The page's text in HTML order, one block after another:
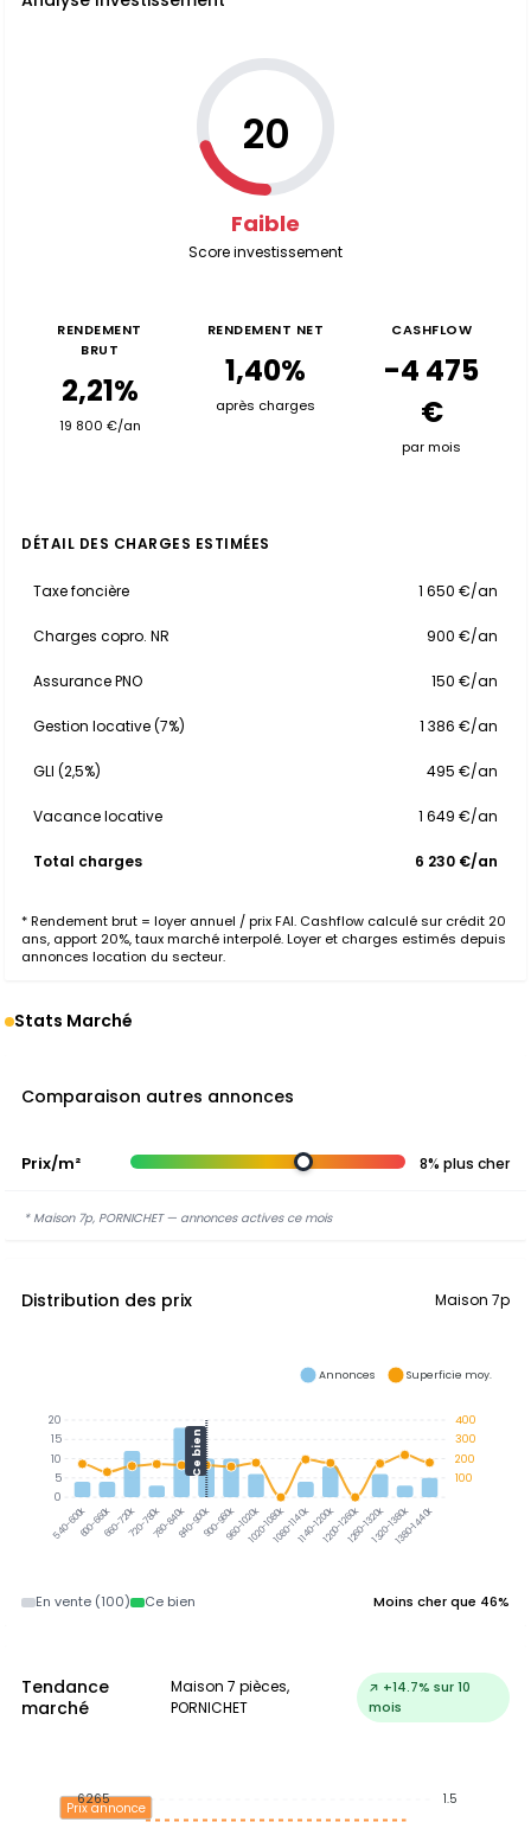
20
Faible
Score investissement
RENDEMENT
BRUT
2,21%
19 800 €/an
RENDEMENT NET
1,40%
après charges
CASHFLOW
-4 475
€
par mois
DÉTAIL DES CHARGES ESTIMÉES
Taxe foncière 1 650 €/an
Charges copro. NR 900 €/an
Assurance PNO 150 €/an
Gestion locative (7%) 1 386 €/an
GLI (2,5%) 495 €/an
Vacance locative 1 649 €/an
Total charges 6 230 €/an
* Rendement brut = loyer annuel / prix FAI. Cashflow calculé sur crédit 20
ans, apport 20%, taux marché interpolé. Loyer et charges estimés depuis
annonces location du secteur.
Stats Marché
Comparaison autres annonces
Prix/m² 8% plus cher
* Maison 7p, PORNICHET — annonces actives ce mois
Distribution des prix Maison 7p
540-600k600-660k660-720k720-780k780-840k840-900k900-960k960-1020k1020-1080k1080-1140k1140-1200k1200-1260k1260-1320k1320-1380k1380-1440k
Ce bien
400
300
200
100
20
15
10
5
0
Annonces Superficie moy.
En vente (100) Ce bien Moins cher que 46%
Tendance
marché
Maison 7 pièces,
PORNICHET
↗ +14.7% sur 10
mois
Prix annonce
1.5
6265